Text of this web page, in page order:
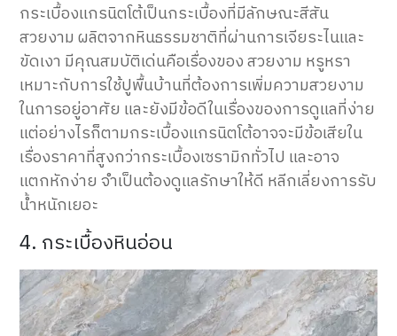
กระเบื้องแกรนิตโต้เป็นกระเบื้องที่มีลักษณะสีสัน
สวยงาม ผลิตจากหินธรรมชาติที่ผ่านการเจียระไนและ
ขัดเงา มีคุณสมบัติเด่นคือเรื่องของ สวยงาม หรูหรา
เหมาะกับการใช้ปูพื้นบ้านที่ต้องการเพิ่มความสวยงาม
ในการอยู่อาศัย และยังมีข้อดีในเรื่องของการดูแลที่ง่าย
แต่อย่างไรก็ตามกระเบื้องแกรนิตโต้อาจจะมีข้อเสียใน
เรื่องราคาที่สูงกว่ากระเบื้องเซรามิกทั่วไป และอาจ
แตกหักง่าย จำเป็นต้องดูแลรักษาให้ดี หลีกเลี่ยงการรับ
น้ำหนักเยอะ
4. กระเบื้องหินอ่อน